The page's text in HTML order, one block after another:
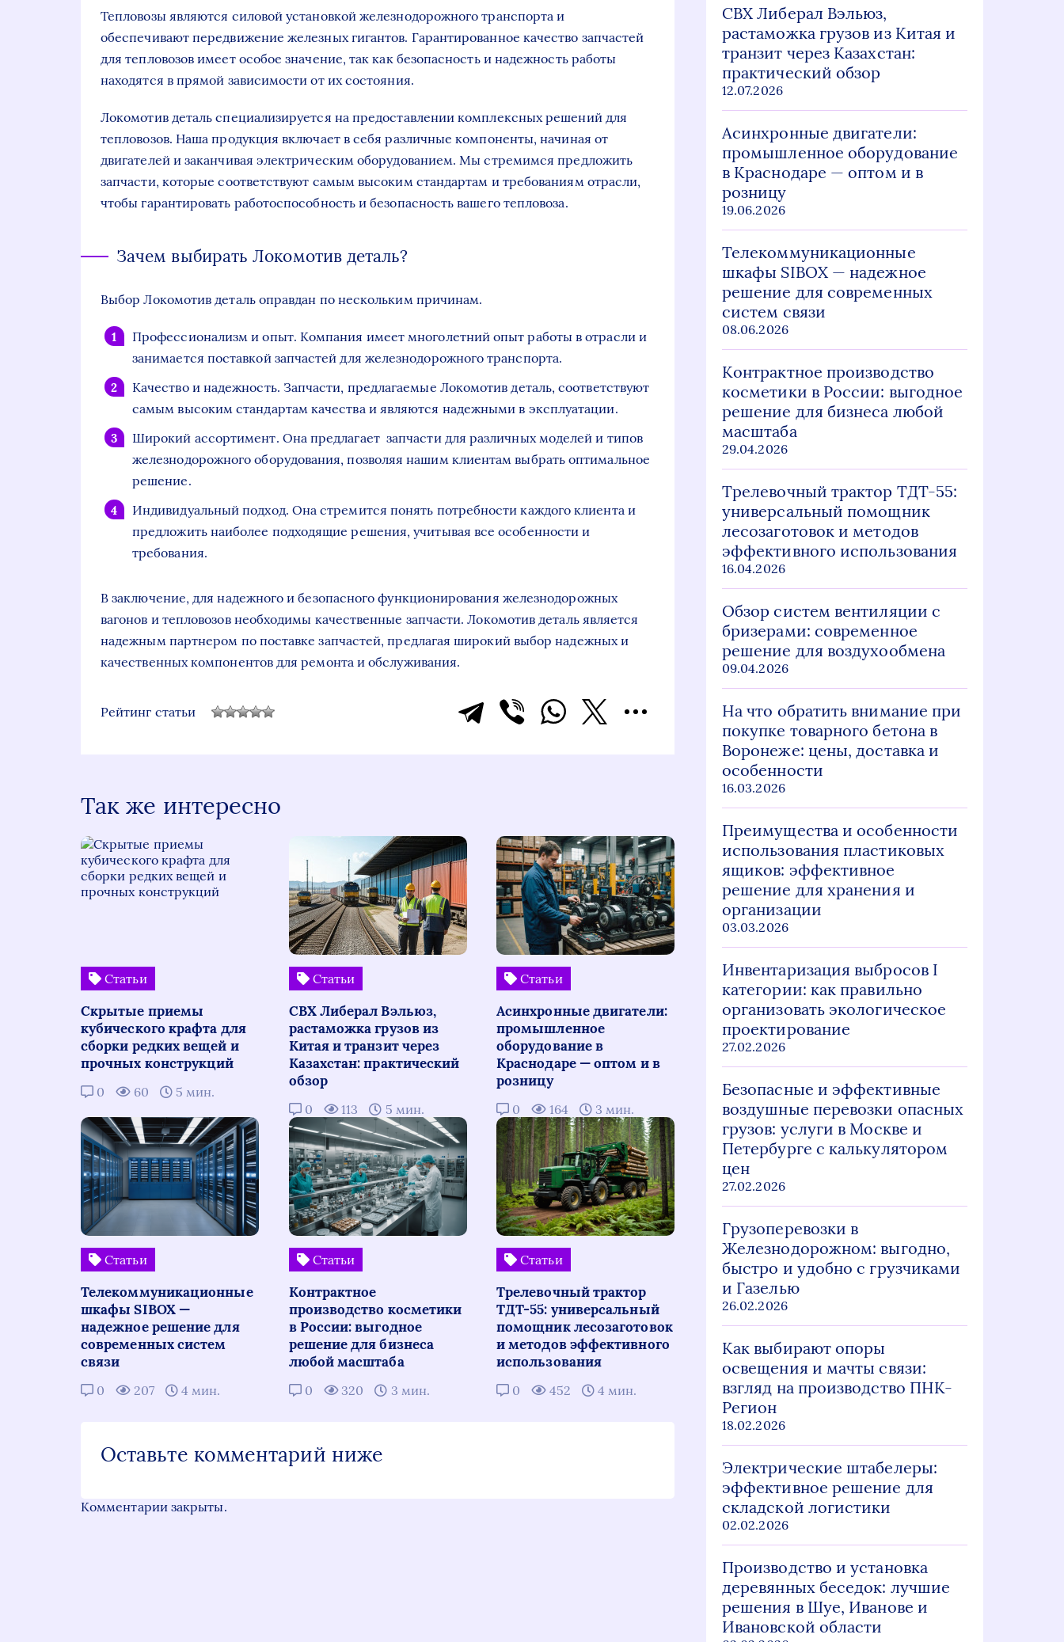
Тепловозы являются силовой установкой железнодорожного транспорта и
обеспечивают передвижение железных гигантов. Гарантированное качество запчастей
для тепловозов имеет особое значение, так как безопасность и надежность работы
находятся в прямой зависимости от их состояния.
Локомотив деталь специализируется на предоставлении комплексных решений для
тепловозов. Наша продукция включает в себя различные компоненты, начиная от
двигателей и заканчивая электрическим оборудованием. Мы стремимся предложить
запчасти, которые соответствуют самым высоким стандартам и требованиям отрасли,
чтобы гарантировать работоспособность и безопасность вашего тепловоза.
Зачем выбирать Локомотив деталь?
Выбор Локомотив деталь оправдан по нескольким причинам.
Профессионализм и опыт. Компания имеет многолетний опыт работы в отрасли и
занимается поставкой запчастей для железнодорожного транспорта.
Качество и надежность. Запчасти, предлагаемые Локомотив деталь, соответствуют
самым высоким стандартам качества и являются надежными в эксплуатации.
Широкий ассортимент. Она предлагает запчасти для различных моделей и типов
железнодорожного оборудования, позволяя нашим клиентам выбрать оптимальное
решение.
Индивидуальный подход. Она стремится понять потребности каждого клиента и
предложить наиболее подходящие решения, учитывая все особенности и
требования.
В заключение, для надежного и безопасного функционирования железнодорожных
вагонов и тепловозов необходимы качественные запчасти. Локомотив деталь является
надежным партнером по поставке запчастей, предлагая широкий выбор надежных и
качественных компонентов для ремонта и обслуживания.
Рейтинг статьи
Так же интересно
Статьи
Скрытые приемы
кубического крафта для
сборки редких вещей и
прочных конструкций
0 60 5 мин.
Статьи
СВХ Либерал Вэльюз,
растаможка грузов из
Китая и транзит через
Казахстан: практический
обзор
0 113 5 мин.
Статьи
Асинхронные двигатели:
промышленное
оборудование в
Краснодаре — оптом и в
розницу
0 164 3 мин.
Статьи
Телекоммуникационные
шкафы SIBOX —
надежное решение для
современных систем
связи
0 207 4 мин.
Статьи
Контрактное
производство косметики
в России: выгодное
решение для бизнеса
любой масштаба
0 320 3 мин.
Статьи
Трелевочный трактор
ТДТ-55: универсальный
помощник лесозаготовок
и методов эффективного
использования
0 452 4 мин.
Оставьте комментарий ниже
Комментарии закрыты.
СВХ Либерал Вэльюз,
растаможка грузов из Китая и
транзит через Казахстан:
практический обзор
12.07.2026
Асинхронные двигатели:
промышленное оборудование
в Краснодаре — оптом и в
розницу
19.06.2026
Телекоммуникационные
шкафы SIBOX — надежное
решение для современных
систем связи
08.06.2026
Контрактное производство
косметики в России: выгодное
решение для бизнеса любой
масштаба
29.04.2026
Трелевочный трактор ТДТ-55:
универсальный помощник
лесозаготовок и методов
эффективного использования
16.04.2026
Обзор систем вентиляции с
бризерами: современное
решение для воздухообмена
09.04.2026
На что обратить внимание при
покупке товарного бетона в
Воронеже: цены, доставка и
особенности
16.03.2026
Преимущества и особенности
использования пластиковых
ящиков: эффективное
решение для хранения и
организации
03.03.2026
Инвентаризация выбросов I
категории: как правильно
организовать экологическое
проектирование
27.02.2026
Безопасные и эффективные
воздушные перевозки опасных
грузов: услуги в Москве и
Петербурге с калькулятором
цен
27.02.2026
Грузоперевозки в
Железнодорожном: выгодно,
быстро и удобно с грузчиками
и Газелью
26.02.2026
Как выбирают опоры
освещения и мачты связи:
взгляд на производство ПНК-
Регион
18.02.2026
Электрические штабелеры:
эффективное решение для
складской логистики
02.02.2026
Производство и установка
деревянных беседок: лучшие
решения в Шуе, Иванове и
Ивановской области